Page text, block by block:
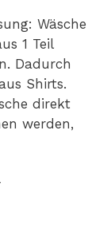
Wäsche
1 Teil
Dadurch
Shirts.
direkt
werden,